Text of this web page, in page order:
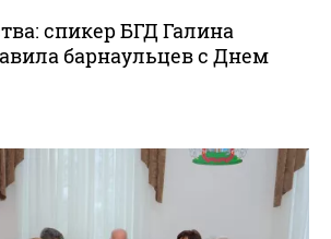
спикер БГД Галина
барнаульцев с Днем